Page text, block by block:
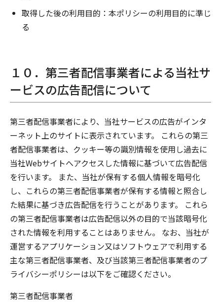
取得した後の利用目的：本ポリシーの利用目的に準じ
る
１０．第三者配信事業者による当社サ
ービスの広告配信について
第三者配信事業者により、当社サービスの広告がインタ
ーネット上のサイトに表示されています。 これらの第三
者配信事業者は、クッキー等の識別情報を使用し過去に
当社Webサイトへアクセスした情報に基づいて広告配信
を行います。 また、当社が保有する個人情報を暗号化
し、これらの第三者配信事業者が保有する情報と照合し
た結果に基づき広告配信を行うことがあります。 これら
の第三者配信事業者は広告配信以外の目的で当該暗号化
された情報を利用することはありません。 なお、当社が
運営するアプリケーション又はソフトウェアで利用する
主な第三者配信事業者、及び当該第三者配信事業者のプ
ライバシーポリシーは以下をご確認ください。
第三者配信事業者